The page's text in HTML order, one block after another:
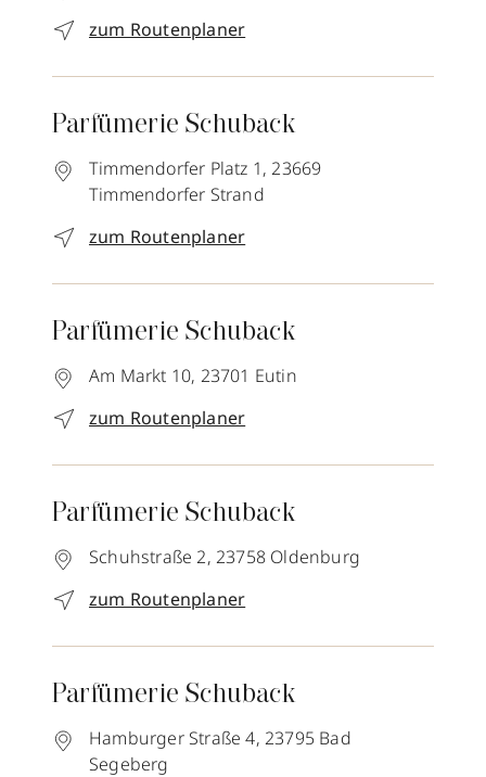
zum Routenplaner
Parfümerie Schuback
Timmendorfer Platz 1, 23669
Timmendorfer Strand
zum Routenplaner
Parfümerie Schuback
Am Markt 10, 23701 Eutin
zum Routenplaner
Parfümerie Schuback
Schuhstraße 2, 23758 Oldenburg
zum Routenplaner
Parfümerie Schuback
Hamburger Straße 4, 23795 Bad
Segeberg